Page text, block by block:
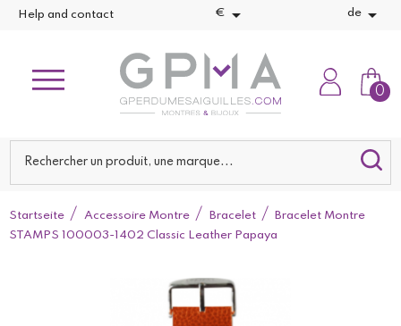
Help and contact €  de 
0
Startseite Accessoire Montre Bracelet
Bracelet Montre
STAMPS 100003-1402 Classic Leather Papaya